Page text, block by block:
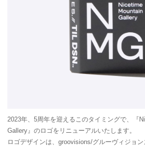
2023年、5周年を迎えるこのタイミングで、『
Gallery』のロゴをリニューアルいたします。
ロゴデザインは、groovisions/グルーヴィジョ